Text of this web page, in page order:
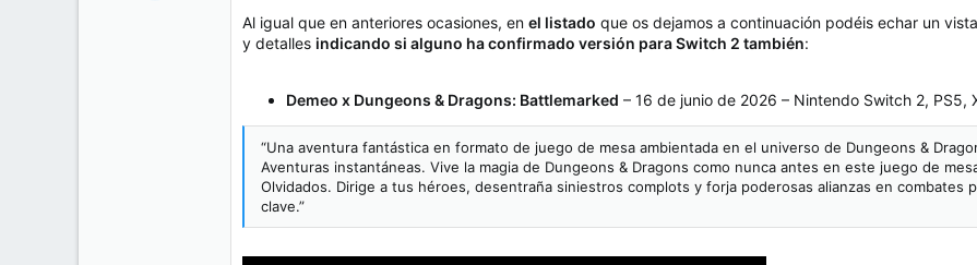
Al igual que en anteriores ocasiones, en el listado que os dejamos a continuación podéis echar un
y detalles indicando si alguno ha confirmado versión para Switch 2 también:
Demeo x Dungeons & Dragons: Battlemarked – 16 de junio de 2026 – Nintendo Switch 2, PS5,
“Una aventura fantástica en formato de juego de mesa ambientada en el universo de Dungeons &
Aventuras instantáneas. Vive la magia de Dungeons & Dragons como nunca antes en este juego de
Olvidados. Dirige a tus héroes, desentraña siniestros complots y forja poderosas alianzas en
clave.”